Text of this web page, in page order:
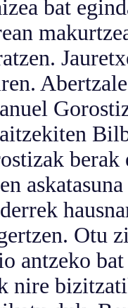
bat
berak
Otu
antzeko
bizitzatik